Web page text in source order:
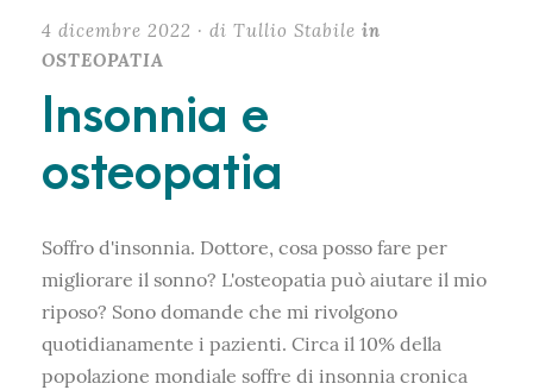
4 dicembre 2022 · di Tullio Stabile in
OSTEOPATIA
Insonnia e
osteopatia
Soffro d'insonnia. Dottore, cosa posso fare per
migliorare il sonno? L'osteopatia può aiutare il mio
riposo? Sono domande che mi rivolgono
quotidianamente i pazienti. Circa il 10% della
popolazione mondiale soffre di insonnia cronica